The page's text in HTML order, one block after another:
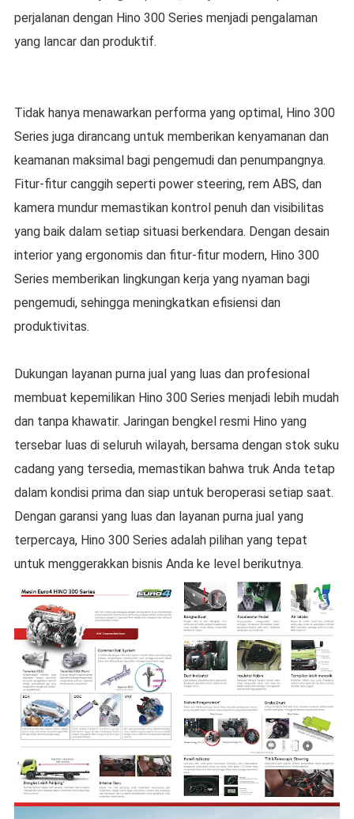
perjalanan dengan Hino 300 Series menjadi pengalaman
yang lancar dan produktif.
Tidak hanya menawarkan performa yang optimal, Hino 300
Series juga dirancang untuk memberikan kenyamanan dan
keamanan maksimal bagi pengemudi dan penumpangnya.
Fitur-fitur canggih seperti power steering, rem ABS, dan
kamera mundur memastikan kontrol penuh dan visibilitas
yang baik dalam setiap situasi berkendara. Dengan desain
interior yang ergonomis dan fitur-fitur modern, Hino 300
Series memberikan lingkungan kerja yang nyaman bagi
pengemudi, sehingga meningkatkan efisiensi dan
produktivitas.
Dukungan layanan purna jual yang luas dan profesional
membuat kepemilikan Hino 300 Series menjadi lebih mudah
dan tanpa khawatir. Jaringan bengkel resmi Hino yang
tersebar luas di seluruh wilayah, bersama dengan stok suku
cadang yang tersedia, memastikan bahwa truk Anda tetap
dalam kondisi prima dan siap untuk beroperasi setiap saat.
Dengan garansi yang luas dan layanan purna jual yang
terpercaya, Hino 300 Series adalah pilihan yang tepat
untuk menggerakkan bisnis Anda ke level berikutnya.